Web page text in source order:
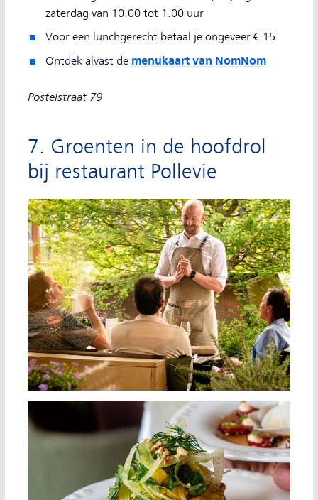
zaterdag van 10.00 tot 1.00 uur
Voor een lunchgerecht betaal je ongeveer € 15
Ontdek alvast de menukaart van NomNom
Postelstraat 79
7. Groenten in de hoofdrol
bij restaurant Pollevie